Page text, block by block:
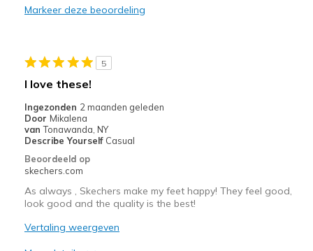
Beste toepassingen
Width
Sizing
Feels half size too big
View On Shoes
Markeer deze beoordeling
5
I love these!
Ingezonden 2 maanden geleden
Door Mikalena
van Tonawanda, NY
Describe Yourself Casual
Beoordeeld op
skechers.com
As always , Skechers make my feet happy! They feel good,
look good and the quality is the best!
Vertaling weergeven